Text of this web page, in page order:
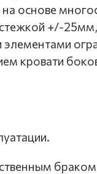
основе
+/-
элементами
кровати
браком